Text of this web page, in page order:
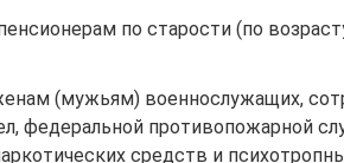
по старости (по
(мужьям) военнослужащих,
федеральной противопожарной
средств и